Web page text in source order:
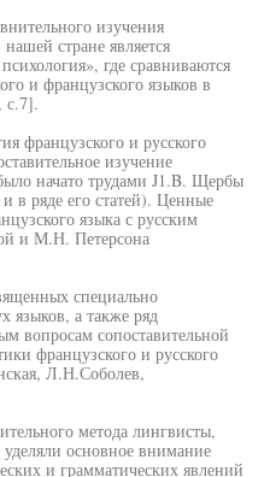
изучения
стране является
где сравниваются
и французского языков в
с.7].
французского и русского
изучение
начато трудами J1.B. Щербы
в ряде его статей). Ценные
языка с русским
и М.Н. Петерсона
специально
языков, а также ряд
вопросам сопоставительной
французского и русского
Л.Н.Соболев,
метода лингвисты,
основное внимание
и грамматических явлений